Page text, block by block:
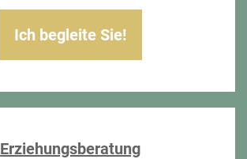
Ich begleite Sie!
Erziehungsberatung